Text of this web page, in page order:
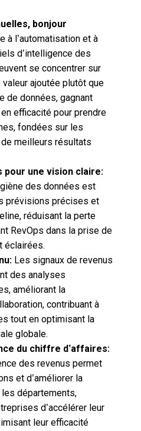
bonjour
à l’automatisation et à
d’intelligence des
se concentrer sur
ajoutée plutôt que
de données, gagnant
efficacité pour prendre
fondées sur les
de meilleurs résultats
pour une vision claire:
des données est
prévisions précises et
réduisant la perte
RevOps dans la prise de
éclairées.
Les signaux de revenus
des analyses
améliorant la
contribuant à
tout en optimisant la
globale.
du chiffre d’affaires:
des revenus permet
et d’améliorer la
départements,
d’accélérer leur
leur efficacité